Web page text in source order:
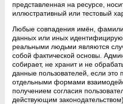
представленная на ресурсе,
иллюстративный или тестовый
Любые совпадения имён,
данных или иных
реальными людьми являются
собой фактической основы.
собирает, не хранит и не
данные пользователей, если
отдельными формами
получением согласия
действующим законодательством).